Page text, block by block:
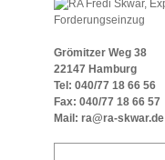
Grömitzer Weg 38
22147 Hamburg
Tel: 040/77 18 66 56
Fax: 040/77 18 66 57
Mail: ra@ra-skwar.de